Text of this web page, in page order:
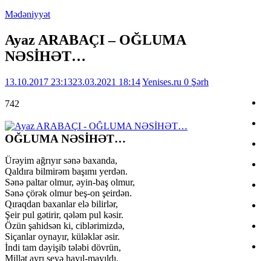
Mədəniyyət
Ayaz ARABAÇI – OĞLUMA
NƏSİHƏT…
13.10.2017 23:1323.03.2021 18:14Yenises.ru 0 Şərh
742
OĞLUMA NƏSİHƏT…
Ürəyim ağrıyır sənə baxanda,
Qaldıra bilmirəm başımı yerdən.
Sənə paltar olmur, əyin-baş olmur,
Sənə çörək olmur beş-on şeirdən.
Qıraqdan baxanlar elə bilirlər,
Şeir pul gətirir, qələm pul kəsir.
Özün şahidsən ki, ciblərimizdə,
Siçanlar oynayır, küləklər əsir.
İndi tam dəyişib tələbi dövrün,
Millət ayrı şeyə hayıl-mayıldı.